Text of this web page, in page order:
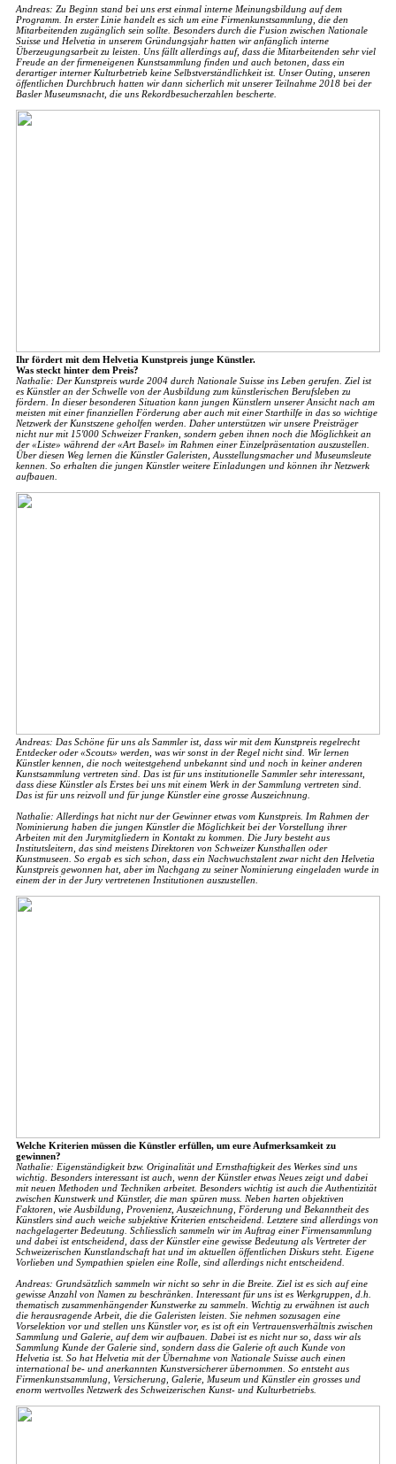
Andreas: Zu Beginn stand bei uns erst einmal interne Meinungsbildung auf dem
Programm. In erster Linie handelt es sich um eine Firmenkunstsammlung, die den
Mitarbeitenden zugänglich sein sollte. Besonders durch die Fusion zwischen Nationale
Suisse und Helvetia in unserem Gründungsjahr hatten wir anfänglich interne
Überzeugungsarbeit zu leisten. Uns fällt allerdings auf, dass die Mitarbeitenden sehr viel
Freude an der firmeneigenen Kunstsammlung finden und auch betonen, dass ein
derartiger interner Kulturbetrieb keine Selbstverständlichkeit ist. Unser Outing, unseren
öffentlichen Durchbruch hatten wir dann sicherlich mit unserer Teilnahme 2018 bei der
Basler Museumsnacht, die uns Rekordbesucherzahlen bescherte.
Ihr fördert mit dem Helvetia Kunstpreis junge Künstler.
Was steckt hinter dem Preis?
Nathalie: Der Kunstpreis wurde 2004 durch Nationale Suisse ins Leben gerufen. Ziel ist
es Künstler an der Schwelle von der Ausbildung zum künstlerischen Berufsleben zu
fördern. In dieser besonderen Situation kann jungen Künstlern unserer Ansicht nach am
meisten mit einer finanziellen Förderung aber auch mit einer Starthilfe in das so wichtige
Netzwerk der Kunstszene geholfen werden. Daher unterstützen wir unsere Preisträger
nicht nur mit 15'000 Schweizer Franken, sondern geben ihnen noch die Möglichkeit an
der «Liste» während der «Art Basel» im Rahmen einer Einzelpräsentation auszustellen.
Über diesen Weg lernen die Künstler Galeristen, Ausstellungsmacher und Museumsleute
kennen. So erhalten die jungen Künstler weitere Einladungen und können ihr Netzwerk
aufbauen.
Andreas: Das Schöne für uns als Sammler ist, dass wir mit dem Kunstpreis regelrecht
Entdecker oder «Scouts» werden, was wir sonst in der Regel nicht sind. Wir lernen
Künstler kennen, die noch weitestgehend unbekannt sind und noch in keiner anderen
Kunstsammlung vertreten sind. Das ist für uns institutionelle Sammler sehr interessant,
dass diese Künstler als Erstes bei uns mit einem Werk in der Sammlung vertreten sind.
Das ist für uns reizvoll und für junge Künstler eine grosse Auszeichnung.
Nathalie: Allerdings hat nicht nur der Gewinner etwas vom Kunstpreis. Im Rahmen der
Nominierung haben die jungen Künstler die Möglichkeit bei der Vorstellung ihrer
Arbeiten mit den Jurymitgliedern in Kontakt zu kommen. Die Jury besteht aus
Institutsleitern, das sind meistens Direktoren von Schweizer Kunsthallen oder
Kunstmuseen. So ergab es sich schon, dass ein Nachwuchstalent zwar nicht den Helvetia
Kunstpreis gewonnen hat, aber im Nachgang zu seiner Nominierung eingeladen wurde in
einem der in der Jury vertretenen Institutionen auszustellen.
Welche Kriterien müssen die Künstler erfüllen, um eure Aufmerksamkeit zu
gewinnen?
Nathalie: Eigenständigkeit bzw. Originalität und Ernsthaftigkeit des Werkes sind uns
wichtig. Besonders interessant ist auch, wenn der Künstler etwas Neues zeigt und dabei
mit neuen Methoden und Techniken arbeitet. Besonders wichtig ist auch die Authentizität
zwischen Kunstwerk und Künstler, die man spüren muss. Neben harten objektiven
Faktoren, wie Ausbildung, Provenienz, Auszeichnung, Förderung und Bekanntheit des
Künstlers sind auch weiche subjektive Kriterien entscheidend. Letztere sind allerdings von
nachgelagerter Bedeutung. Schliesslich sammeln wir im Auftrag einer Firmensammlung
und dabei ist entscheidend, dass der Künstler eine gewisse Bedeutung als Vertreter der
Schweizerischen Kunstlandschaft hat und im aktuellen öffentlichen Diskurs steht. Eigene
Vorlieben und Sympathien spielen eine Rolle, sind allerdings nicht entscheidend.
Andreas: Grundsätzlich sammeln wir nicht so sehr in die Breite. Ziel ist es sich auf eine
gewisse Anzahl von Namen zu beschränken. Interessant für uns ist es Werkgruppen, d.h.
thematisch zusammenhängender Kunstwerke zu sammeln. Wichtig zu erwähnen ist auch
die herausragende Arbeit, die die Galeristen leisten. Sie nehmen sozusagen eine
Vorselektion vor und stellen uns Künstler vor, es ist oft ein Vertrauensverhältnis zwischen
Sammlung und Galerie, auf dem wir aufbauen. Dabei ist es nicht nur so, dass wir als
Sammlung Kunde der Galerie sind, sondern dass die Galerie oft auch Kunde von
Helvetia ist. So hat Helvetia mit der Übernahme von Nationale Suisse auch einen
international be- und anerkannten Kunstversicherer übernommen. So entsteht aus
Firmenkunstsammlung, Versicherung, Galerie, Museum und Künstler ein grosses und
enorm wertvolles Netzwerk des Schweizerischen Kunst- und Kulturbetriebs.